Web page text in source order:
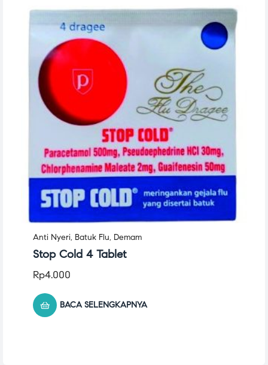
Anti Nyeri, Batuk Flu, Demam
Stop Cold 4 Tablet
Rp4.000
BACA SELENGKAPNYA